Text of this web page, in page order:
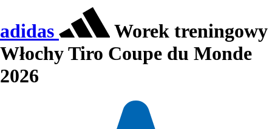
adidas
Worek treningowy
Włochy Tiro Coupe du Monde
2026